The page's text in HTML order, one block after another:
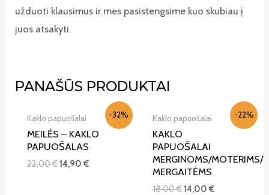
užduoti klausimus ir mes pasistengsime kuo skubiau į
juos atsakyti.
PANAŠŪS PRODUKTAI
-32%
IŠPARDUOTA
Kaklo papuošalai
MEILĖS – KAKLO
PAPUOŠALAS
22,00€14,90€
-22%
Kaklo papuošalai
KAKLO
PAPUOŠALAI
MERGINOMS/MOTERIMS/
MERGAITĖMS
18,00€14,00€